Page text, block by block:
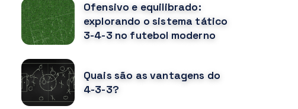
Ofensivo e equilibrado:
explorando o sistema tático
3-4-3 no futebol moderno
Quais são as vantagens do
4-3-3?